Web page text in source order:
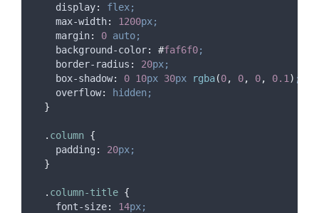
display:
flex;
max-width: 1200px;
margin: 0 auto;
background-color: #faf6f0;
border-radius : 20px;
box-shadow: 0 10px 30px rgba(0, 0, 0, 0.1 ) ;
overflow:
hidden;
}
. column {
padding : 20px;
}
. column-title {
font-size: 14px;